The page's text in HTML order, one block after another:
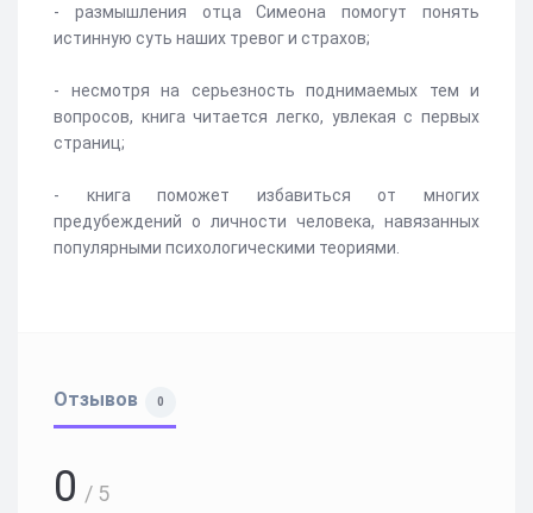
- размышления отца Симеона помогут понять
истинную суть наших тревог и страхов;
- несмотря на серьезность поднимаемых тем и
вопросов, книга читается легко, увлекая с первых
страниц;
- книга поможет избавиться от многих
предубеждений о личности человека, навязанных
популярными психологическими теориями.
Отзывов 0
0 / 5